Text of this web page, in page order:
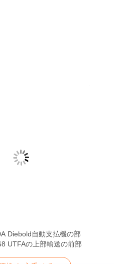
Diebold自動支払機の部
UTFAの上部輸送の前部